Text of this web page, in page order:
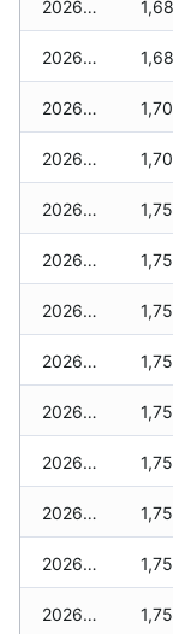
2026-05-13
2026-05-12
2026-05-09
2026-05-08
2026-05-07
2026-05-06
2026-05-05
2026-05-04
2026-05-03
2026-05-02
2026-05-01
2026-04-30
2026-04-29